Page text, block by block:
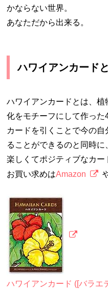
かならない世界。
あなただから出来る。
ハワイアンカード
ハワイアンカードとは、
化をモチーフにして作った
カードを引くことで今の
ることができるのと同時
楽しくてポジティブなカー
お買い求めはAmazon
ハワイアンカード ([バラエ